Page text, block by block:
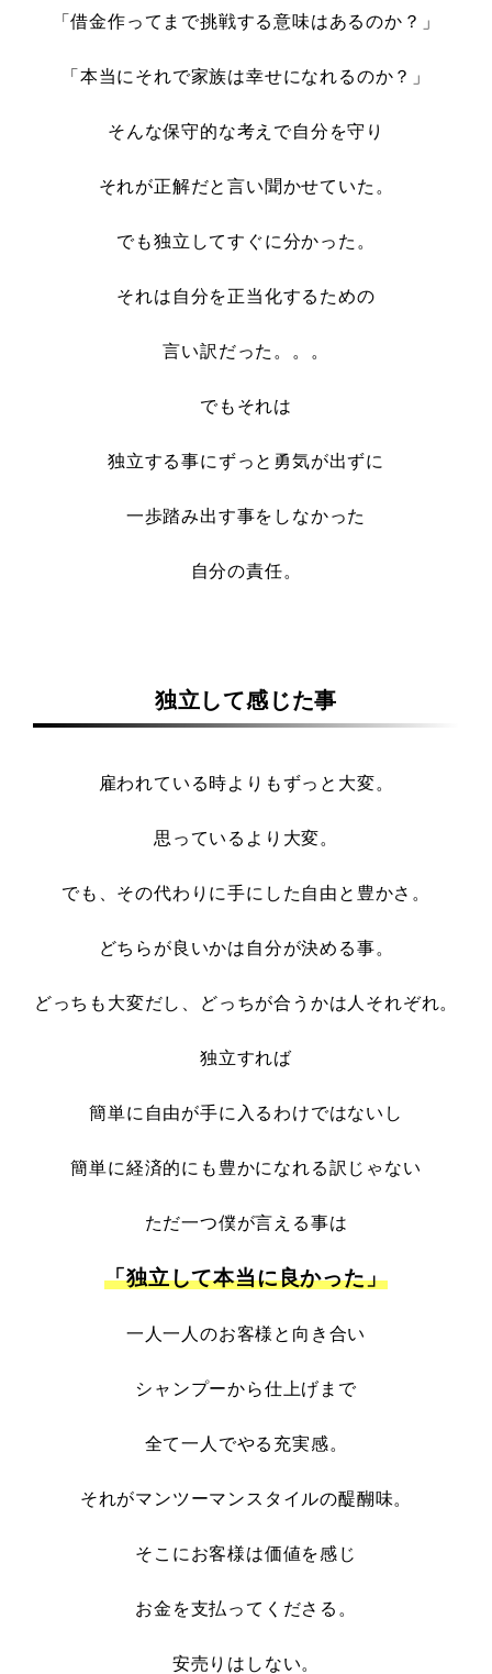
「借金作ってまで挑戦する意味はあるのか？」
「本当にそれで家族は幸せになれるのか？」
そんな保守的な考えで自分を守り
それが正解だと言い聞かせていた。
でも独立してすぐに分かった。
それは自分を正当化するための
言い訳だった。。。
でもそれは
独立する事にずっと勇気が出ずに
一歩踏み出す事をしなかった
自分の責任。
独立して感じた事
雇われている時よりもずっと大変。
思っているより大変。
でも、その代わりに手にした自由と豊かさ。
どちらが良いかは自分が決める事。
どっちも大変だし、どっちが合うかは人それぞれ。
独立すれば
簡単に自由が手に入るわけではないし
簡単に経済的にも豊かになれる訳じゃない
ただ一つ僕が言える事は
「独立して本当に良かった」
一人一人のお客様と向き合い
シャンプーから仕上げまで
全て一人でやる充実感。
それがマンツーマンスタイルの醍醐味。
そこにお客様は価値を感じ
お金を支払ってくださる。
安売りはしない。